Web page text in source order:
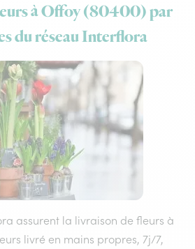
à Offoy (80400) par
du réseau Interflora
assurent la livraison de fleurs à
livré en mains propres, 7j/7,